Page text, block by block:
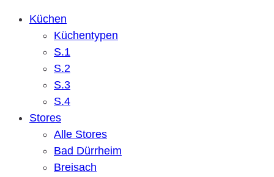
Küchen
Küchentypen
S.1
S.2
S.3
S.4
Stores
Alle Stores
Bad Dürrheim
Breisach